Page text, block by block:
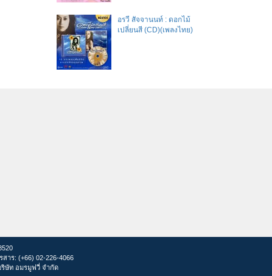
อรวี สัจจานนท์ : ดอกไม้
เปลี่ยนสี (CD)(เพลงไทย)
าร: (+66) 02-226-4066
ษัท อมรมูฟวี่ จำกัด